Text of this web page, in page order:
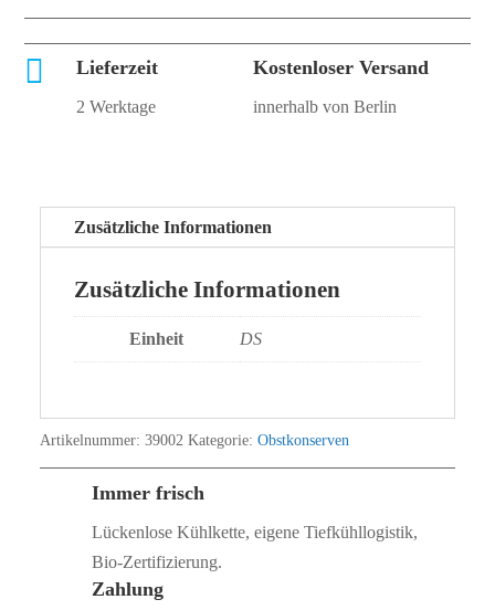
 Lieferzeit
2 Werktage
Kostenloser Versand
innerhalb von Berlin
Zusätzliche Informationen
Zusätzliche Informationen
Einheit DS
Artikelnummer: 39002 Kategorie: Obstkonserven
Immer frisch
Lückenlose Kühlkette, eigene Tiefkühllogistik,
Bio‑Zertifizierung.
Zahlung